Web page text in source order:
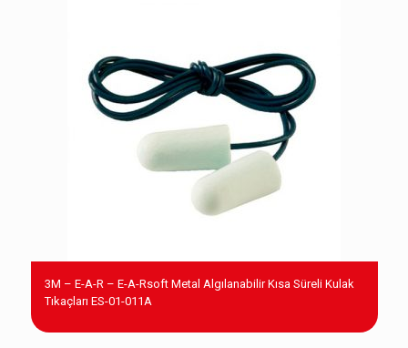
3M – E-A-R – E-A-Rsoft Metal Algılanabilir Kısa Süreli Kulak
Tıkaçları ES-01-011A